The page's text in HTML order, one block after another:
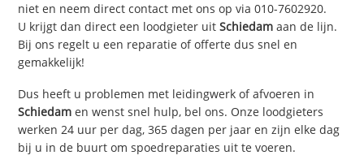
niet en neem direct contact met ons op via 010-7602920.
U krijgt dan direct een loodgieter uitSchiedam aan de lijn.
Bij ons regelt u een reparatie of offerte dus snel en
gemakkelijk!
Dus heeft u problemen met leidingwerk of afvoeren in
Schiedam en wenst snel hulp, bel ons. Onze loodgieters
werken 24 uur per dag, 365 dagen per jaar en zijn elke dag
bij u in de buurt om spoedreparaties uit te voeren.